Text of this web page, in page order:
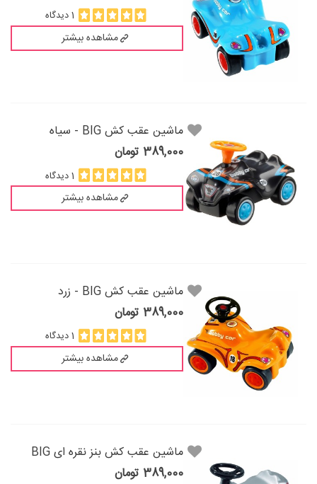
1 دیدگاه
مشاهده بیشتر
ماشين عقب كش BIG - سیاه
389,000 تومان
1 دیدگاه
مشاهده بیشتر
ماشين عقب كش BIG - زرد
389,000 تومان
1 دیدگاه
مشاهده بیشتر
ماشين عقب كش بنز نقره ای BIG
389,000 تومان